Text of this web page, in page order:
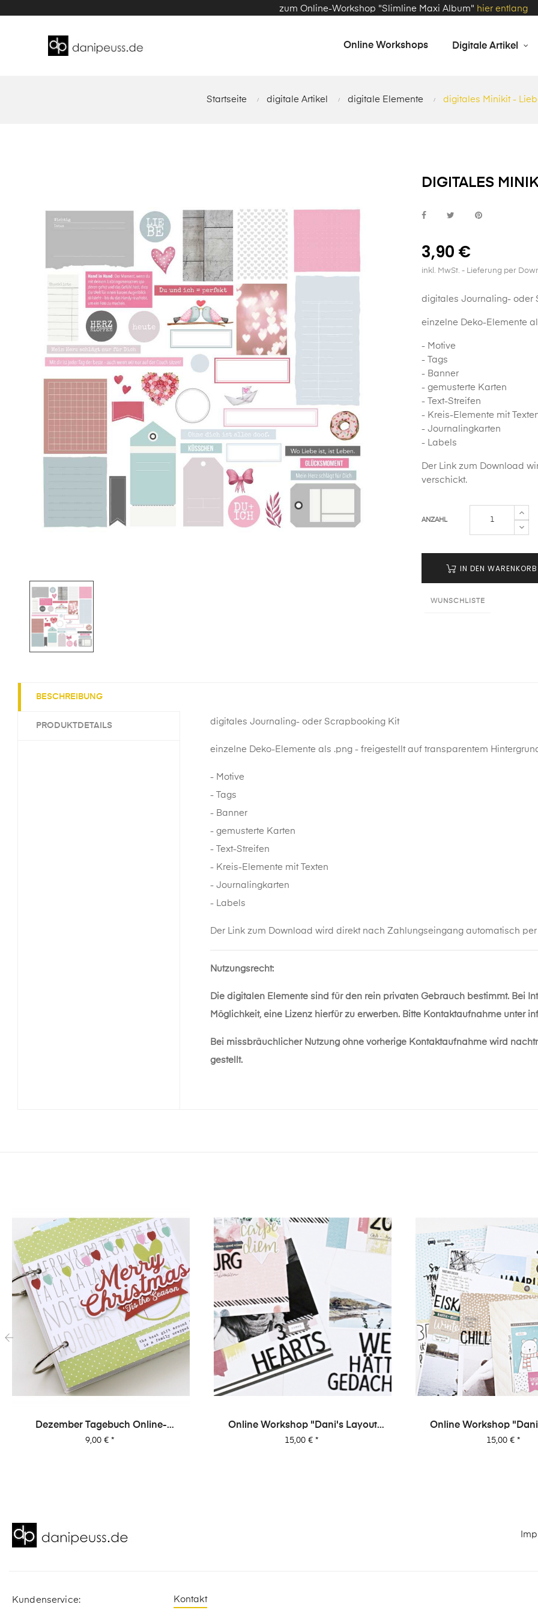
zum Online-Workshop "Slimline Maxi Album" hier entlang
Online Workshops Digitale Artikel
Startseite digitale Artikel digitale Elemente digitales Minikit -
DIGITALES
3,90 €
inkl. MwSt. - Lieferung per
digitales Journaling- oder
einzelne Deko-Elemente
- Motive
- Tags
- Banner
- gemusterte Karten
- Text-Streifen
- Kreis-Elemente mit
- Journalingkarten
- Labels
Der Link zum Download
verschickt.
ANZAHL
IN DEN WARENKORB
WUNSCHLISTE
BESCHREIBUNG
PRODUKTDETAILS digitales Journaling- oder Scrapbooking Kit
einzelne Deko-Elemente als .png - freigestellt auf transparentem
- Motive
- Tags
- Banner
- gemusterte Karten
- Text-Streifen
- Kreis-Elemente mit Texten
- Journalingkarten
- Labels
Der Link zum Download wird direkt nach Zahlungseingang automatisch
Nutzungsrecht:
Die digitalen Elemente sind für den rein privaten Gebrauch bestimmt. Bei
Möglichkeit, eine Lizenz hierfür zu erwerben. Bitte Kontaktaufnahme unter
Bei missbräuchlicher Nutzung ohne vorherige Kontaktaufnahme wird
gestellt.
Dezember Tagebuch Online-
Workshop Von Dani
Preis
9,00 €*
Online Workshop "Dani's Layout
Sixpack" Vol. 2
Preis
15,00 €*
Online Workshop
Sixpack" Vol. 1
Preis
15,00 €*
Kundenservice: Kontakt